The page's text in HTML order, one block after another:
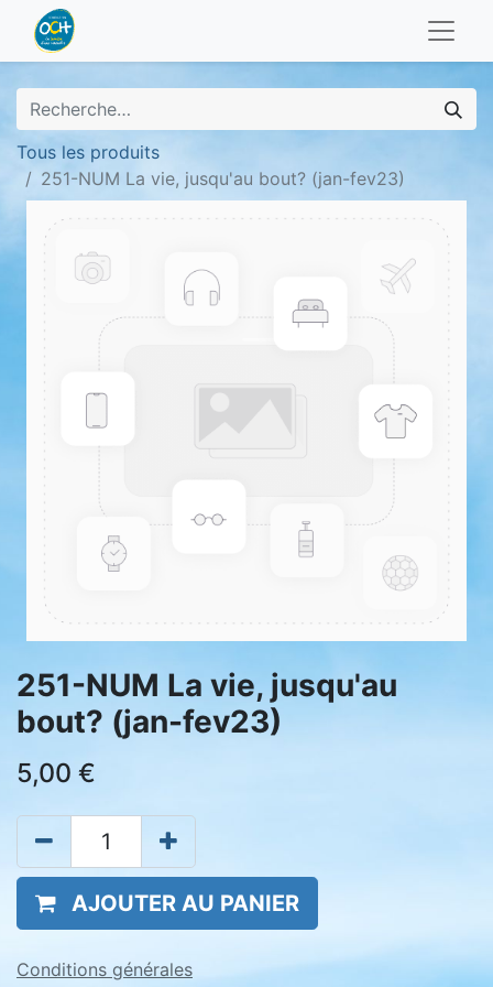
Tous les produits
251-NUM La vie, jusqu'au bout? (jan-fev23)
251-NUM La vie, jusqu'au
bout? (jan-fev23)
5,00 €
AJOUTER AU PANIER
Conditions générales